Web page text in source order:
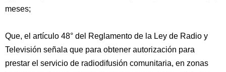
meses;
Que, el artículo 48° del Reglamento de la Ley de Radio y
Televisión señala que para obtener autorización para
prestar el servicio de radiodifusión comunitaria, en zonas